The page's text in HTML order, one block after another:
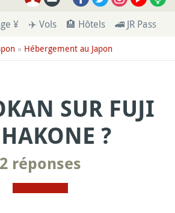
¥ ✈️ Vols 🏨 Hôtels 🚄 JR Pass
» Hébergement au Japon
SUR FUJI
?
2 réponses